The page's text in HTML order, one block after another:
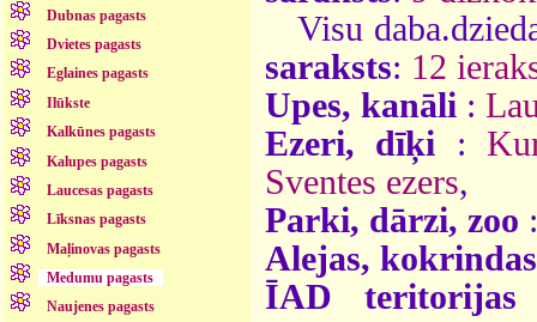
Dubnas pagasts
Dvietes pagasts
Eglaines pagasts
Ilūkste
Kalkūnes pagasts
Kalupes pagasts
Laucesas pagasts
Līksnas pagasts
Maļinovas pagasts
Medumu pagasts
Naujenes pagasts
Visu
saraksts: 12
Upes, kanāli :
Ezeri, dīķi :
Sventes ezers,
Parki, dārzi, zoo
Alejas, kokrindas
ĪAD teritorijas